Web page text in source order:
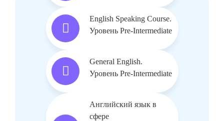
English Speaking Course.
Уровень Pre-Intermediate
General English.
Уровень Pre-Intermediate
Английский язык в
сфере